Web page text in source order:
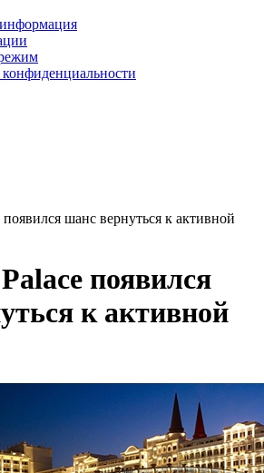
шанс вернуться к активной
появился
к активной